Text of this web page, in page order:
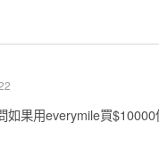
如果用everymile買